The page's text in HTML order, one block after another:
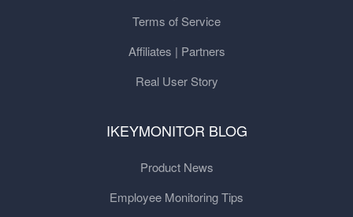
Terms of Service
Affiliates | Partners
Real User Story
IKEYMONITOR BLOG
Product News
Employee Monitoring Tips